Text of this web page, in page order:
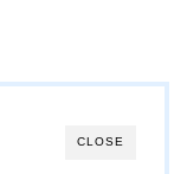
CLOSE